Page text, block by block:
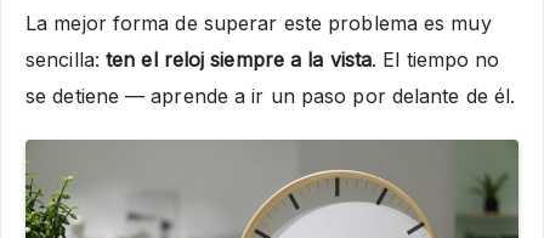
La mejor forma de superar este problema es muy
sencilla: ten el reloj siempre a la vista. El tiempo no
se detiene — aprende a ir un paso por delante de él.